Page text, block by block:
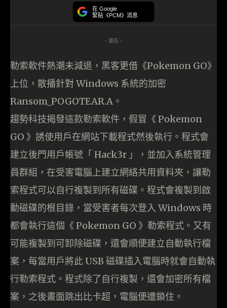
在 Google
緊貼《PCM》消息
- 廣告 -
勒索軟件熱潮未減退，黑客更借《Pokemon GO》
上位，散播針對 Windows 系統的加密
Ransom_POGOTEAR.A。
趨勢科技揭發這款勒索軟件，假冒《 Pokemon
GO 》誘使用戶在網站下載程式然後執行。程式會
建立後門用戶帳號「 Hack3r 」，並加入系統管理
員群組，在受害電腦上建立網絡共用資料夾，讓勒
索程式可以自行複製到所有磁碟。程式會複製到啟
動磁碟的根目錄，當受害者每次登入 Windows 時
都會執行這個《 Pokemon GO 》勒索程式。又有
可能複製到可卸除磁碟，還會順便建立自動執行檔
案，每當用戶將此 USB 磁碟插入電腦時就會自動執
行勒索程式。程式除了自行複製，還會加密所有檔
案，之後畫面跳出比卡超，電腦便遭鎖住。